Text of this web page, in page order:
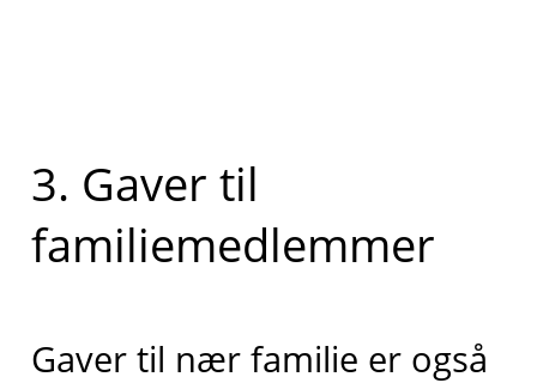
3. Gaver til
familiemedlemmer
Gaver til nær familie er også